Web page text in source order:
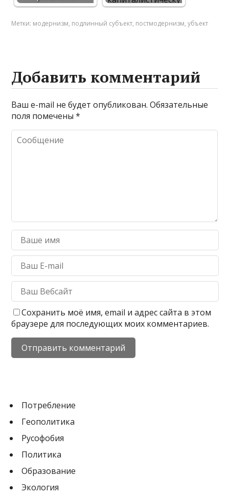
Метки: модернизм, подлинный субъект, постмодернизм,убъект
Добавить комментарий
Ваш e-mail не будет опубликован. Обязательные
поля помечены*
Сохранить моё имя, email и адрес сайта в этом
браузере для последующих моих комментариев.
Потребление
Геополитика
Русофобия
Политика
Образование
Экология